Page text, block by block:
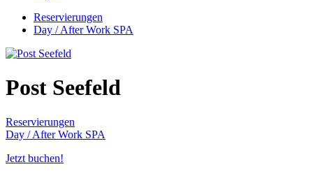
Reservierungen
Day / After Work SPA
Post Seefeld
Reservierungen
Day / After Work SPA
Jetzt buchen!